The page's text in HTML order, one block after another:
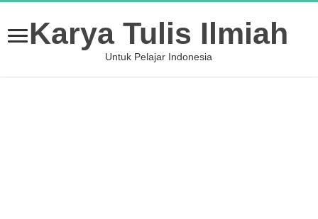
Karya Tulis Ilmiah
Untuk Pelajar Indonesia